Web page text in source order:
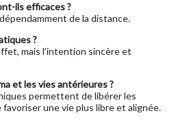
ils efficaces ?
de la distance.
?
mais l’intention sincère et
et les vies antérieures ?
permettent de libérer les
une vie plus libre et alignée.